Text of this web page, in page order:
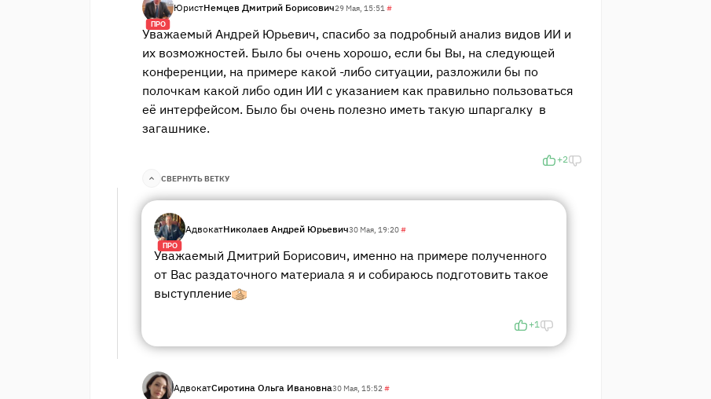
ПРО
ЮристНемцев Дмитрий Борисович29 Мая, 15:51 #
Уважаемый Андрей Юрьевич, спасибо за подробный анализ видов ИИ и
их возможностей. Было бы очень хорошо, если бы Вы, на следующей
конференции, на примере какой -либо ситуации, разложили бы по
полочкам какой либо один ИИ с указанием как правильно пользоваться
её интерфейсом. Было бы очень полезно иметь такую шпаргалку в
загашнике.
+2
СВЕРНУТЬ ВЕТКУ
ПРО
АдвокатНиколаев Андрей Юрьевич30 Мая, 19:20#
Уважаемый Дмитрий Борисович, именно на примере полученного
от Вас раздаточного материала я и собираюсь подготовить такое
выступление
+1
АдвокатСиротина Ольга Ивановна30 Мая, 15:52 #